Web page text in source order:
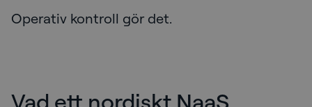
Operativ kontroll gör det.
Vad ett nordiskt NaaS